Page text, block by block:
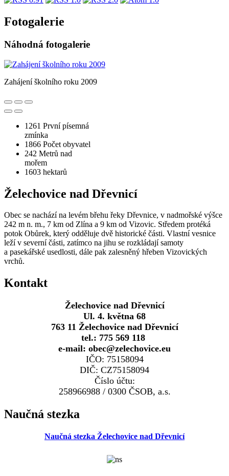
Fotogalerie
Náhodná fotogalerie
Zahájení školního roku 2009
1261 První písemná
zmínka
1866 Počet obyvatel
242 Metrů nad
mořem
1603 hektarů
Želechovice nad Dřevnicí
Obec se nachází na levém břehu řeky Dřevnice, v nadmořské výšce
242 m n. m., 7 km od Zlína a 9 km od Vizovic. Středem protéká
potok Obůrek, který odděluje dvě historické části. Vlastní vesnice
leží v severní části, zatímco na jihu se rozkládají samoty
a pasekářské usedlosti, dále pak zalesněný hřeben Vizovických
vrchů.
Kontakt
Želechovice nad Dřevnicí
Ul. 4. května 68
763 11 Želechovice nad Dřevnicí
tel.: 775 569 118
e-mail: obec@zelechovice.eu
IČO: 75158094
DIČ: CZ75158094
Číslo účtu:
258966988 / 0300 ČSOB, a.s.
Naučná stezka
Naučná stezka Želechovice nad Dřevnicí